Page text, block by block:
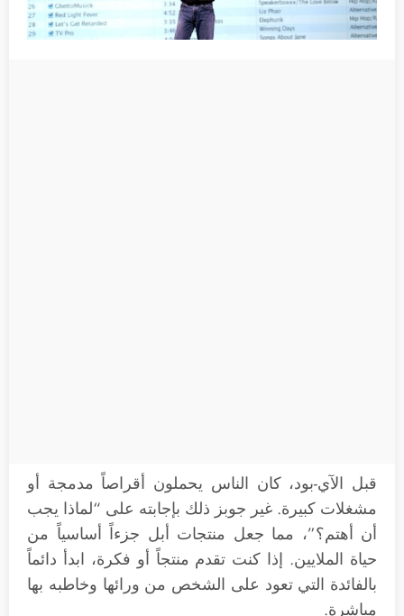
قبل الآي-بود، كان الناس يحملون أقراصاً مدمجة أو
مشغلات كبيرة. غير جوبز ذلك بإجابته على “لماذا يجب
أن أهتم؟”، مما جعل منتجات أبل جزءاً أساسياً من
حياة الملايين. إذا كنت تقدم منتجاً أو فكرة، ابدأ دائماً
بالفائدة التي تعود على الشخص من ورائها وخاطبه بها
مباشرة.